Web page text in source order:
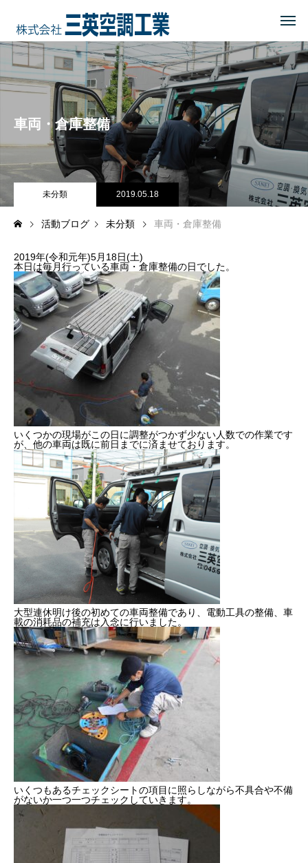
HOME トップページ
COMPANY 会社を知る
事業内容
会社概要・沿革・所在地
経営理念
ブログ
CSR 地域に貢献する
地域貢献企業
健康経営
SDGs認証
よこはまグッドバランス企業
横浜グランドスラム企業
RECRUIT
募集概要
よくある質問
インタビュー
BUSINESS 施工実績を知る
2022年度
2024年度
2025年度
官公庁
CONTACT
BUSINESS
車両・倉庫整備
未分類 2019.05.18
活動ブログ 未分類 車両・倉庫整備
2019年(令和元年)5月18日(土)
本日は毎月行っている車両・倉庫整備の日でした。
いくつかの現場がこの日に調整がつかず少ない人数での作業です
が、他の車両は既に前日までに済ませております。
大型連休明け後の初めての車両整備であり、電動工具の整備、車
載の消耗品の補充は入念に行いました。
いくつもあるチェックシートの項目に照らしながら不具合や不備
がないか一つ一つチェックしていきます。